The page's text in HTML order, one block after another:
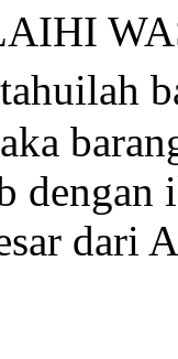
dengan